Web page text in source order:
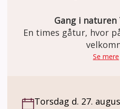
Gang i
En times gåtur, hvor
Se mere
Torsdag d. 27.